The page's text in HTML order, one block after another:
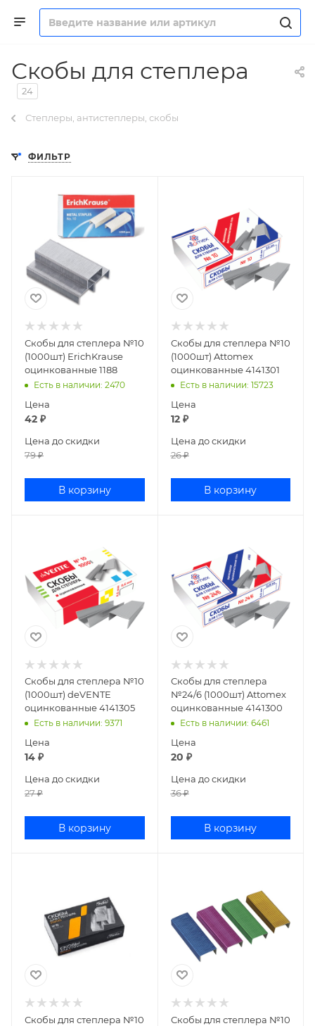
Скобы для степлера
24
Степлеры, антистеплеры, скобы
ФИЛЬТР
Скобы для степлера №10
(1000шт) ErichKrause
оцинкованные 1188
Есть в наличии: 2470
Цена
42 ₽
Цена до скидки
79₽
В корзину
Скобы для степлера №10
(1000шт) Attomex
оцинкованные 4141301
Есть в наличии: 15723
Цена
12₽
Цена до скидки
26₽
В корзину
Скобы для степлера №10
(1000шт) deVENTE
оцинкованные 4141305
Есть в наличии: 9371
Цена
14 ₽
Цена до скидки
27₽
В корзину
Скобы для степлера
№24/6 (1000шт) Attomex
оцинкованные 4141300
Есть в наличии: 6461
Цена
20 ₽
Цена до скидки
36₽
В корзину
Скобы для степлера №10
Скобы для степлера №10